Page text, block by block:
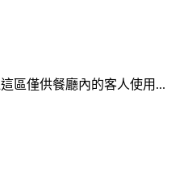
區僅供餐廳內的客人使用...